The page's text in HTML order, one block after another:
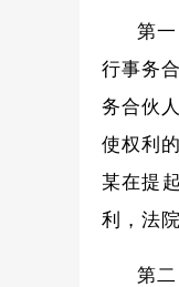
第
行事务
务合伙
使权利
某在提
利，法
第